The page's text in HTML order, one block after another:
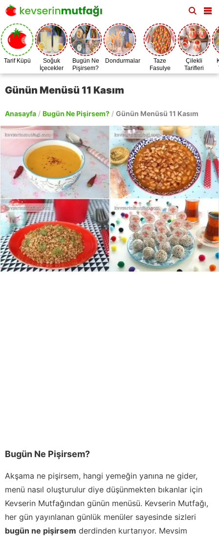
Tarif Küpü
Soğuk
İçecekler
Bugün Ne
Pişirsem?
Dondurmalar
Taze
Fasulye
Zamanı
Çilekli
Tarifleri
Günün Menüsü 11 Kasım
Anasayfa / Bugün Ne Pişirsem? / Günün Menüsü 11 Kasım
Bugün Ne Pişirsem?
Akşama ne pişirsem, hangi yemeğin yanına ne gider,
menü nasıl oluşturulur diye düşünmekten bıkanlar için
Kevserin Mutfağından günün menüsü. Kevserin Mutfağı,
her gün yayınlanan günlük menüler sayesinde sizleri
bugün ne pişirsem derdinden kurtarıyor. Mevsim